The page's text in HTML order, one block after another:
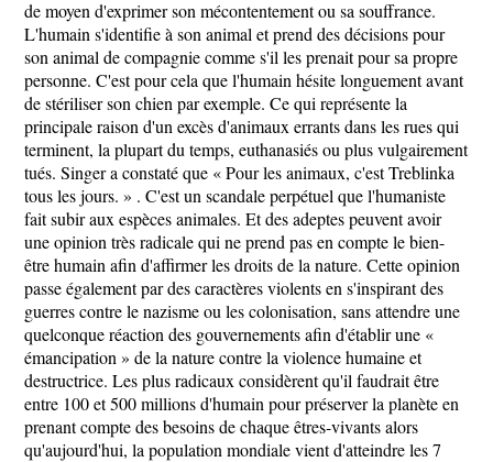
de moyen d'exprimer son mécontentement ou sa souffrance.
L'humain s'identifie à son animal et prend des décisions pour
son animal de compagnie comme s'il les prenait pour sa propre
personne. C'est pour cela que l'humain hésite longuement avant
de stériliser son chien par exemple. Ce qui représente la
principale raison d'un excès d'animaux errants dans les rues qui
terminent, la plupart du temps, euthanasiés ou plus vulgairement
tués. Singer a constaté que « Pour les animaux, c'est Treblinka
tous les jours. » . C'est un scandale perpétuel que l'humaniste
fait subir aux espèces animales. Et des adeptes peuvent avoir
une opinion très radicale qui ne prend pas en compte le bien-
être humain afin d'affirmer les droits de la nature. Cette opinion
passe également par des caractères violents en s'inspirant des
guerres contre le nazisme ou les colonisation, sans attendre une
quelconque réaction des gouvernements afin d'établir une «
émancipation » de la nature contre la violence humaine et
destructrice. Les plus radicaux considèrent qu'il faudrait être
entre 100 et 500 millions d'humain pour préserver la planète en
prenant compte des besoins de chaque êtres-vivants alors
qu'aujourd'hui, la population mondiale vient d'atteindre les 7